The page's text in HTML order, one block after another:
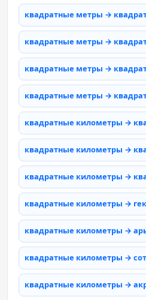
квадратные метры →
квадратные метры →
квадратные метры →
квадратные метры →
квадратные километры →
квадратные километры →
квадратные километры →
квадратные километры →
квадратные километры →
квадратные километры →
квадратные километры →